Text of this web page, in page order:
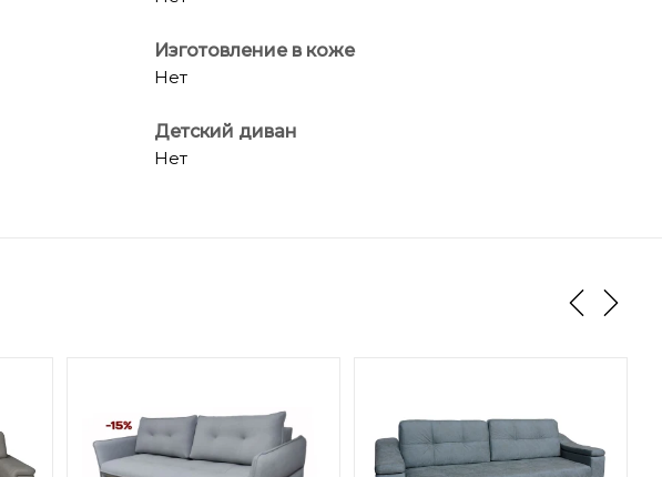
Изготовление в коже
Нет
Детский диван
Нет